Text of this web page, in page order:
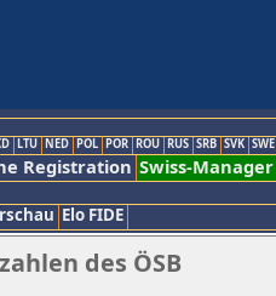
LTU NED POL POR ROU RUS SRB SVK SWE
Registration Swiss-Manager
Elo FIDE
des ÖSB